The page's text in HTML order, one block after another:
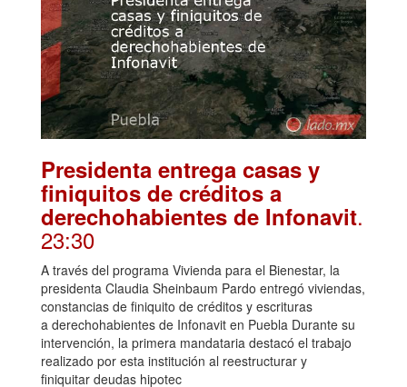
Presidenta entrega casas y
finiquitos de créditos a
derechohabientes de Infonavit.
23:30
A través del programa Vivienda para el Bienestar, la
presidenta Claudia Sheinbaum Pardo entregó viviendas,
constancias de finiquito de créditos y escrituras
a derechohabientes de Infonavit en Puebla Durante su
intervención, la primera mandataria destacó el trabajo
realizado por esta institución al reestructurar y
finiquitar deudas hipotec